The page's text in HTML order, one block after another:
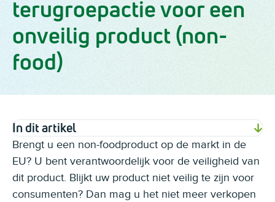
terugroepactie voor een
onveilig product (non-
food)
In dit artikel
Brengt u een non-foodproduct op de markt in de
EU? U bent verantwoordelijk voor de veiligheid van
dit product. Blijkt uw product niet veilig te zijn voor
consumenten? Dan mag u het niet meer verkopen